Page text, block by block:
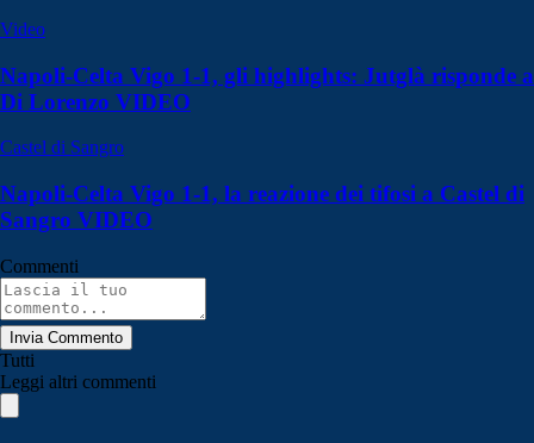
Video
Napoli-Celta Vigo 1-1, gli highlights: Jutglà risponde a
Di Lorenzo VIDEO
Castel di Sangro
Napoli-Celta Vigo 1-1, la reazione dei tifosi a Castel di
Sangro VIDEO
Commenti
Invia Commento
Tutti
Leggi altri commenti